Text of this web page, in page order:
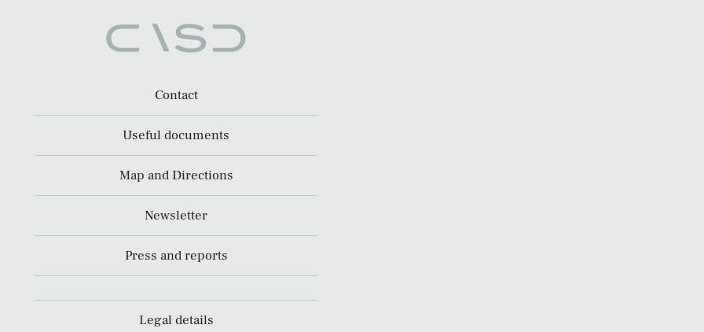
Contact
Useful documents
Map and Directions
Newsletter
Press and reports
Legal details